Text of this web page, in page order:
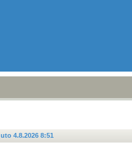
uto 4.8.2026 8:51